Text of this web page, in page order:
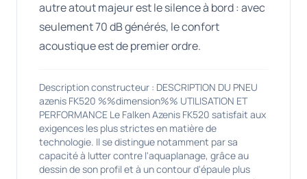
autre atout majeur est le silence à bord : avec
seulement 70 dB générés, le confort
acoustique est de premier ordre.
Description constructeur : DESCRIPTION DU PNEU
azenis FK520 %%dimension%% UTILISATION ET
PERFORMANCE Le Falken Azenis FK520 satisfait aux
exigences les plus strictes en matière de
technologie. Il se distingue notamment par sa
capacité à lutter contre l'aquaplanage, grâce au
dessin de son profil et à un contour d'épaule plus